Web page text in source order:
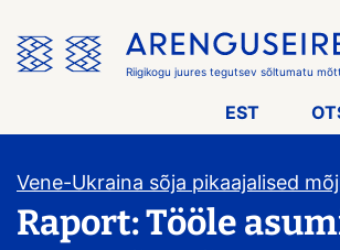
menüü
vahele
Riigikogu juures tegutsev sõltumatu
EST
Vene-Ukraina sõja pikaajalised
Raport: Tööle